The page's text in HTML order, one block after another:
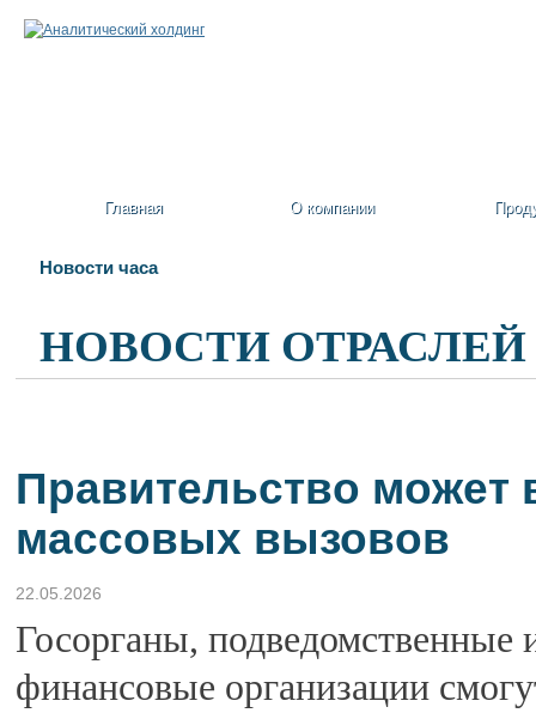
Главная О компании
Новости часа
НОВОСТИ ОТРАСЛЕЙ
Правительство может
массовых вызовов
22.05.2026
Госорганы, подведомственные
финансовые организации